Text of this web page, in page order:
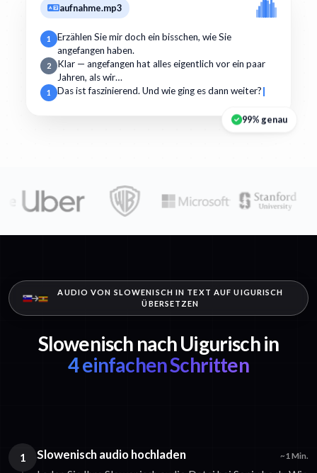
aufnahme.mp3
1
Erzählen Sie mir doch ein bisschen, wie Sie
angefangen haben.
2
Klar — angefangen hat alles eigentlich vor ein paar
Jahren, als wir…
1 Das ist faszinierend. Und wie ging es dann weiter?
99% genau
AUDIO VON SLOWENISCH IN TEXT AUF UIGURISCH
ÜBERSETZEN
Slowenisch nach Uigurisch in
4 einfachen Schritten
1 Slowenisch audio hochladen ~1 Min.